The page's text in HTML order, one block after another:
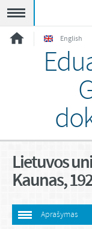
English
Lietuvos
Kaunas,
Aprašymas